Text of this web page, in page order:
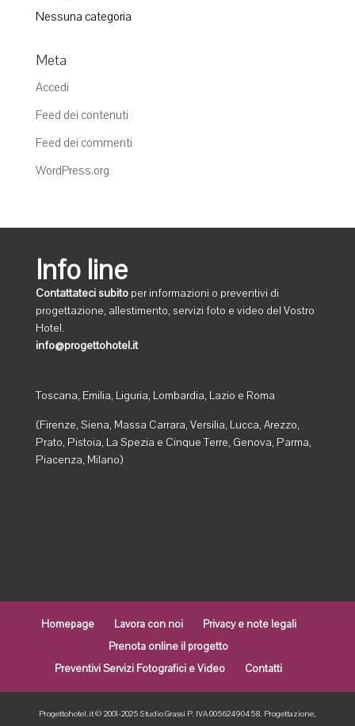
Nessuna categoria
Meta
Accedi
Feed dei contenuti
Feed dei commenti
WordPress.org
Info line
Contattateci subito per informazioni o preventivi di
progettazione, allestimento, servizi foto e video del Vostro
Hotel.
info@progettohotel.it
Toscana, Emilia, Liguria, Lombardia, Lazio e Roma
(Firenze, Siena, Massa Carrara, Versilia, Lucca, Arezzo,
Prato, Pistoia, La Spezia e Cinque Terre, Genova, Parma,
Piacenza, Milano)
Homepage Lavora con noi
Privacy e note legali
Prenota online il progetto
Preventivi Servizi Fotografici e Video
Contatti
Progettohotel.it © 2001-2025 Studio Grassi P. IVA 00562490458. Progettazione,